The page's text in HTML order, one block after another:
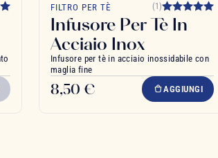
FILTRO PER TÈ (1)
Infusore Per Tè In
Acciaio Inox
Infusore per tè in acciaio inossidabile con
maglia fine
8,50 € AGGIUNGI